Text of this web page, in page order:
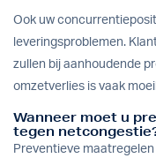
Ook uw
leveringsproblemen.
zullen bij aanhoudende
omzetverlies is vaak
Wanneer moet u
tegen
Preventieve